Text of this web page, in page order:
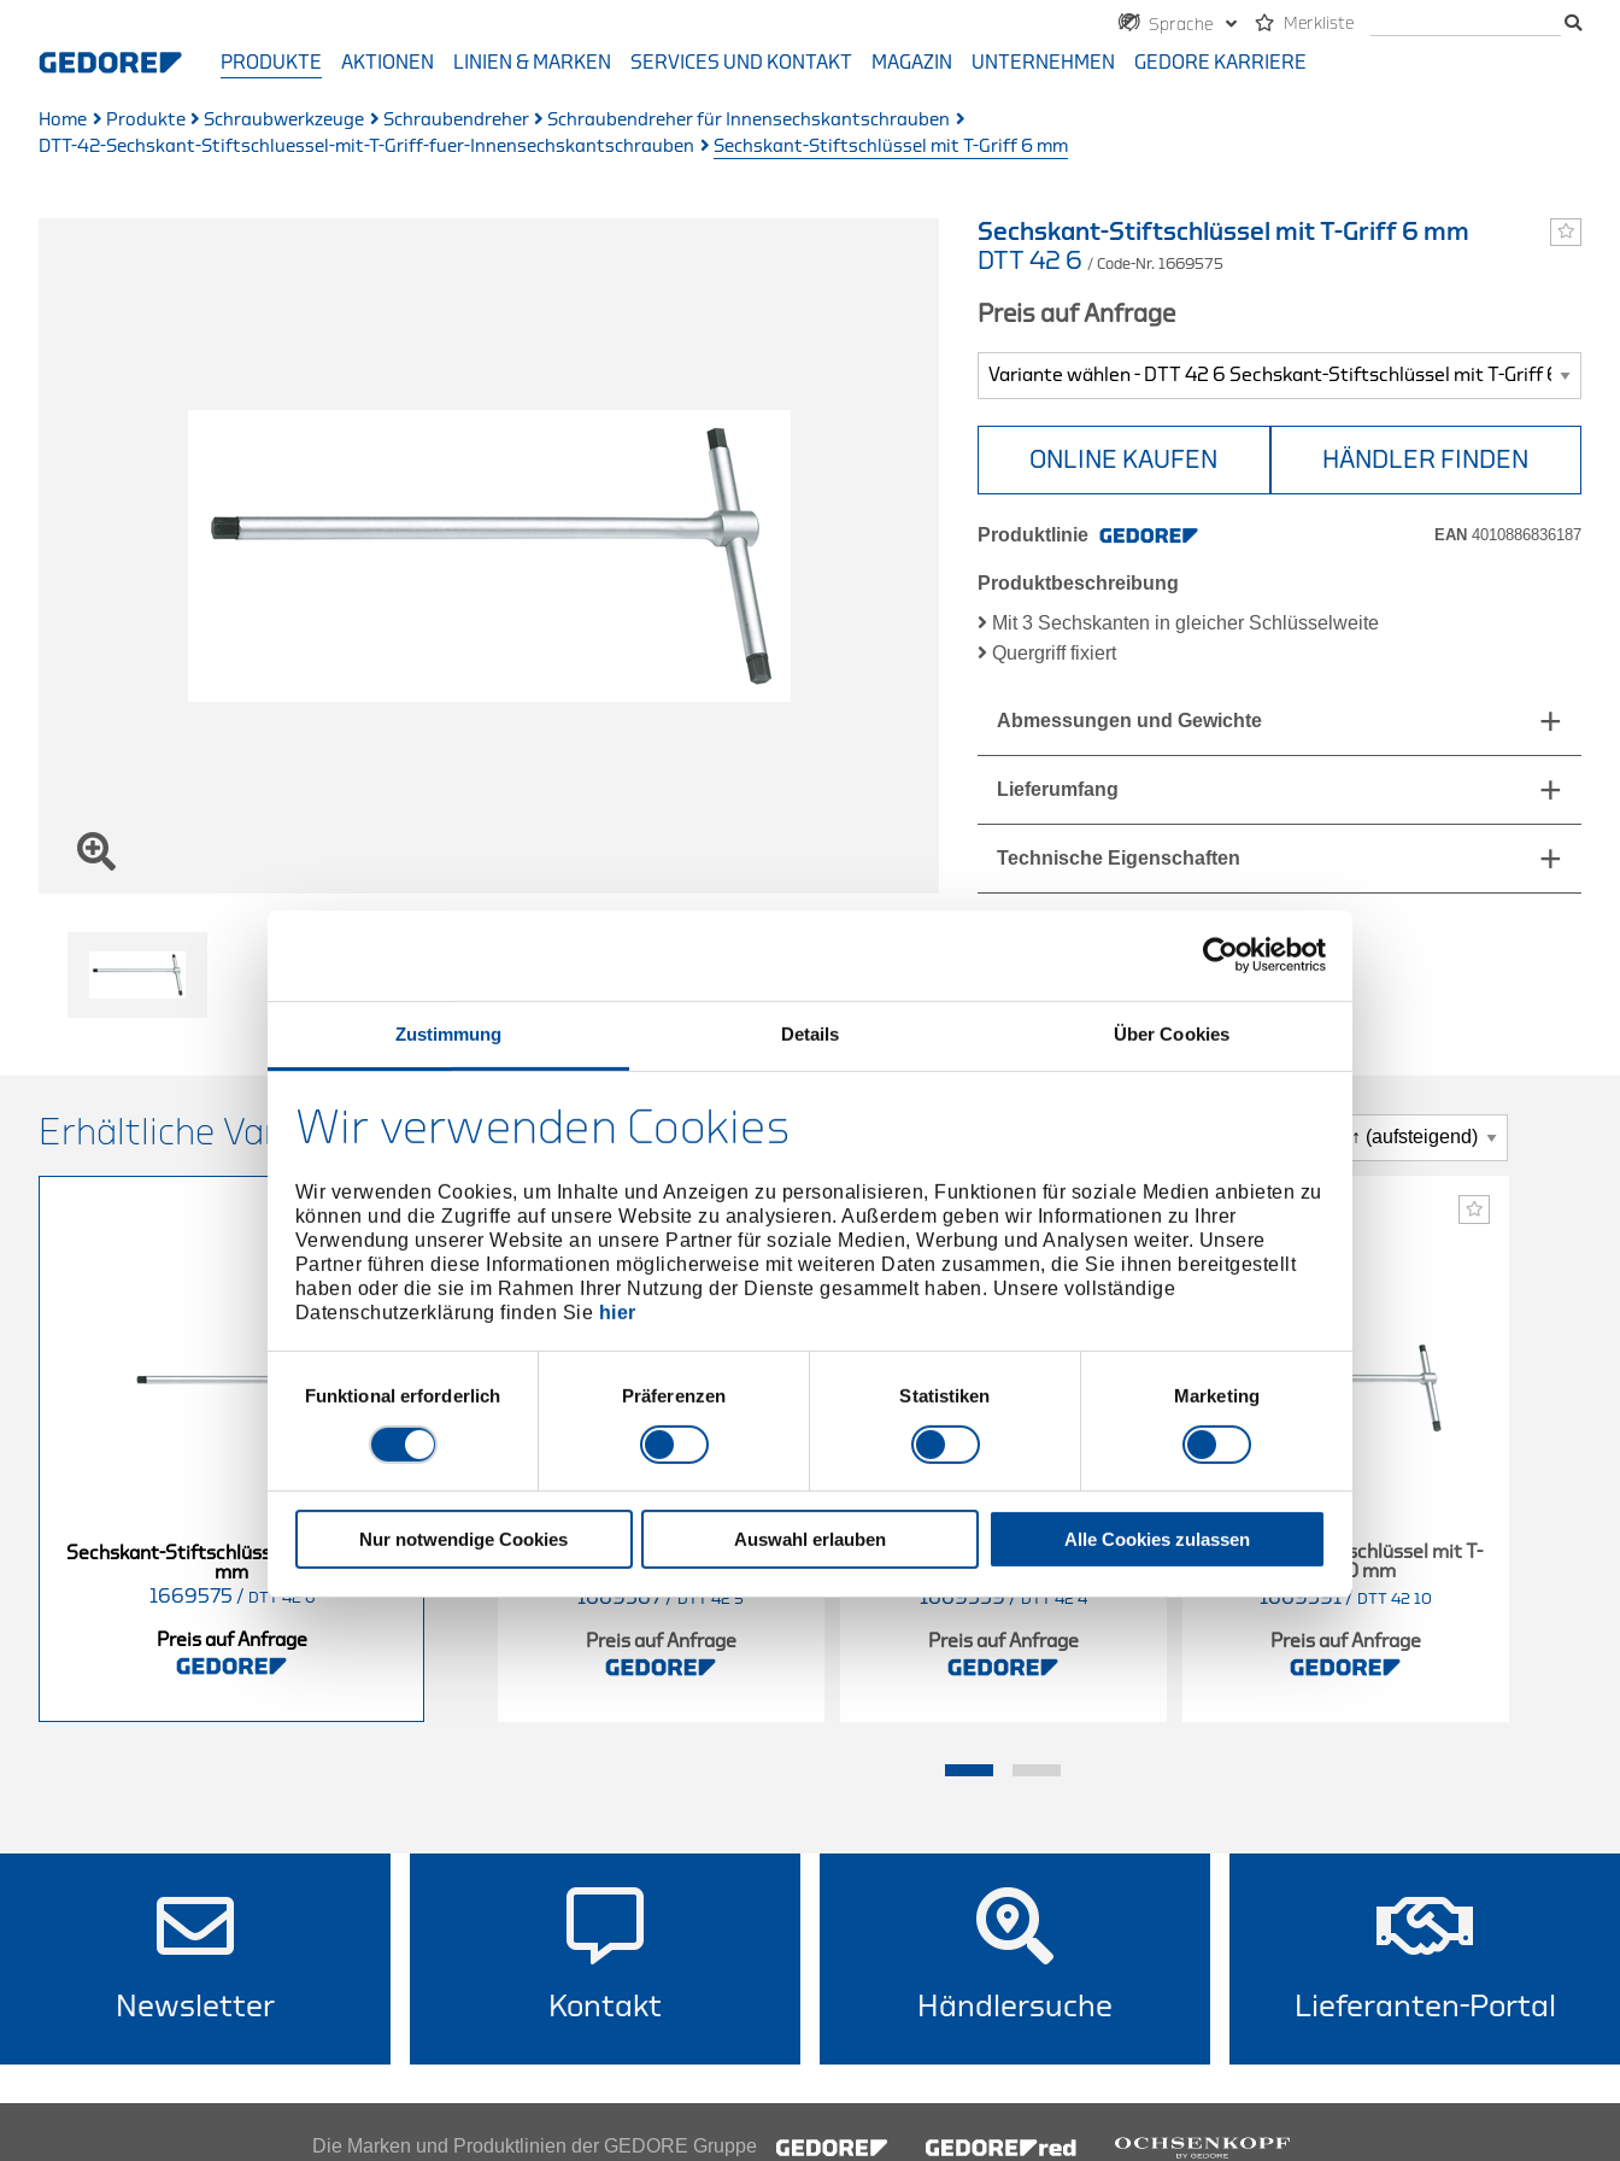
Zustimmung Details Über Cookies
Wir verwenden Cookies
Wir verwenden Cookies, um Inhalte und Anzeigen zu personalisieren, Funktionen für soziale Medien anbieten zu
können und die Zugriffe auf unsere Website zu analysieren. Außerdem geben wir Informationen zu Ihrer
Verwendung unserer Website an unsere Partner für soziale Medien, Werbung und Analysen weiter. Unsere
Partner führen diese Informationen möglicherweise mit weiteren Daten zusammen, die Sie ihnen bereitgestellt
haben oder die sie im Rahmen Ihrer Nutzung der Dienste gesammelt haben. Unsere vollständige
Datenschutzerklärung finden Sie hier
Funktional erforderlich
Präferenzen Statistiken Marketing
Nur notwendige Cookies Auswahl erlauben Alle Cookies zulassen
Sprache Merkliste
PRODUKTE AKTIONEN LINIEN & MARKEN SERVICES UND KONTAKT MAGAZIN UNTERNEHMEN GEDORE KARRIERE
Home Produkte Schraubwerkzeuge Schraubendreher
Schraubendreher für Innensechskantschrauben
DTT-42-Sechskant-Stiftschluessel-mit-T-Griff-fuer-Innensechskantschrauben
Sechskant-Stiftschlüssel mit T-Griff 6 mm
Sechskant-Stiftschlüssel mit T-Griff 6 mm
DTT 42 6 / Code-Nr. 1669575
Preis auf Anfrage
ONLINE KAUFEN HÄNDLER FINDEN
Produktlinie EAN 4010886836187
Produktbeschreibung
Mit 3 Sechskanten in gleicher Schlüsselweite
Quergriff fixiert
Abmessungen und Gewichte
Lieferumfang
Technische Eigenschaften
Erhältliche Varianten
Sechskant-Stiftschlüssel mit T-Griff 6
mm
1669575 / DTT 42 6
Preis auf Anfrage
mit T-
Sechskant-Stiftschlüssel mit T-
Griff 8 mm
1669583/ DTT 42 8
Preis auf Anfrage
Sechskant-Stiftschlüssel mit T-
Griff 5 mm
1669567/ DTT 42 5
Preis auf Anfrage
Sechskant-Stiftschlüssel mit T-
Griff 4 mm
1669559/ DTT 42 4
Preis auf Anfrage
Sechskant-Stiftschlüssel mit T-
Griff 10 mm
1669591/ DTT 42 10
Preis auf Anfrage
Newsletter Kontakt Händlersuche Lieferanten-Portal
Die Marken und Produktlinien der GEDORE Gruppe